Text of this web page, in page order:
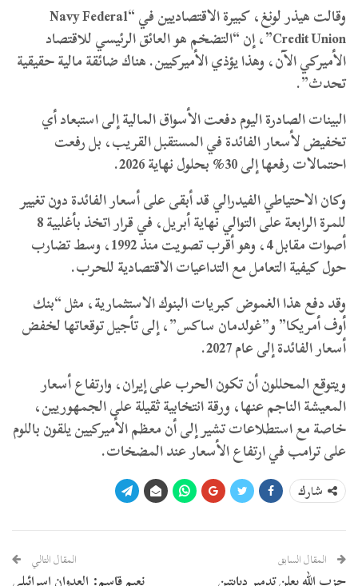
وقالت هيذر لونغ، كبيرة الاقتصاديين في “Navy Federal
Credit Union”، إن “التضخم هو العائق الرئيسي للاقتصاد
الأميركي الآن، وهذا يؤذي الأميركيين. هناك ضائقة مالية حقيقية
تحدث”.
البينات الصادرة اليوم دفعت الأسواق المالية إلى استبعاد أي
تخفيض لأسعار الفائدة في المستقبل القريب، بل رفعت
احتمالات رفعها إلى 30% بحلول نهاية 2026.
وكان الاحتياطي الفيدرالي قد أبقى على أسعار الفائدة دون تغيير
للمرة الرابعة على التوالي نهاية أبريل، في قرار اتخذ بأغلبية 8
أصوات مقابل 4، وهو أقرب تصويت منذ 1992، وسط تضارب
حول كيفية التعامل مع التداعيات الاقتصادية للحرب.
وقد دفع هذا الغموض كبريات البنوك الاستثمارية، مثل “بنك
أوف أمريكا” و”غولدمان ساكس”، إلى تأجيل توقعاتها لخفض
أسعار الفائدة إلى عام 2027.
ويتوقع المحللون أن تكون الحرب على إيران، وارتفاع أسعار
المعيشة الناجم عنها، ورقة انتخابية ثقيلة على الجمهوريين،
خاصة مع استطلاعات تشير إلى أن معظم الأميركيين يلقون باللوم
على ترامب في ارتفاع الأسعار عند المضخات.
شارك
المقال السابق المقال التالي